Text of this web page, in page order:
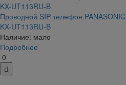
Проводной SIP телефон PANASONIC
KX-UT113RU-B
Наличие: мало
Подробнее
0